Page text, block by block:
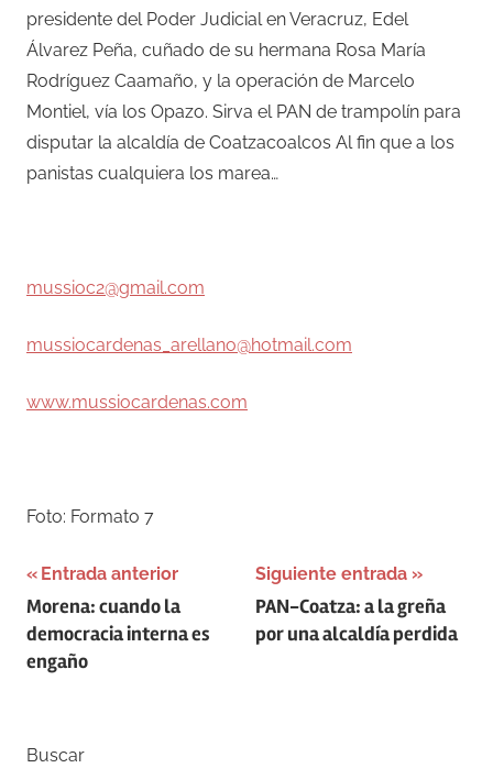
presidente del Poder Judicial en Veracruz, Edel
Álvarez Peña, cuñado de su hermana Rosa María
Rodríguez Caamaño, y la operación de Marcelo
Montiel, vía los Opazo. Sirva el PAN de trampolín para
disputar la alcaldía de Coatzacoalcos Al fin que a los
panistas cualquiera los marea…
mussioc2@gmail.com
mussiocardenas_arellano@hotmail.com
www.mussiocardenas.com
Foto: Formato 7
Navegación
de
entradas
Entrada anterior
Morena: cuando la
democracia interna es
engaño
Siguiente entrada
PAN-Coatza: a la greña
por una alcaldía perdida
Buscar